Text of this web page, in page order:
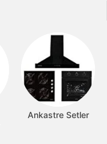
Ankastre Setler